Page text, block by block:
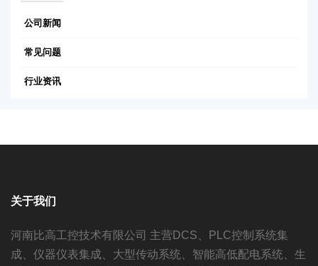
公司新闻
常见问题
行业资讯
关于我们
河南比高工控技术有限公司 主营DCS、PLC控制系统集
成、仪器仪表集成、大型传动系统、智能高低配电系统、生